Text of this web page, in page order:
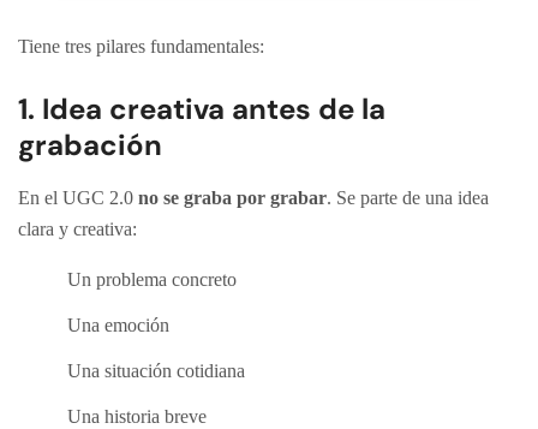
Tiene tres pilares fundamentales:
1. Idea creativa antes de la
grabación
En el UGC 2.0 no se graba por grabar. Se parte de una idea
clara y creativa:
Un problema concreto
Una emoción
Una situación cotidiana
Una historia breve